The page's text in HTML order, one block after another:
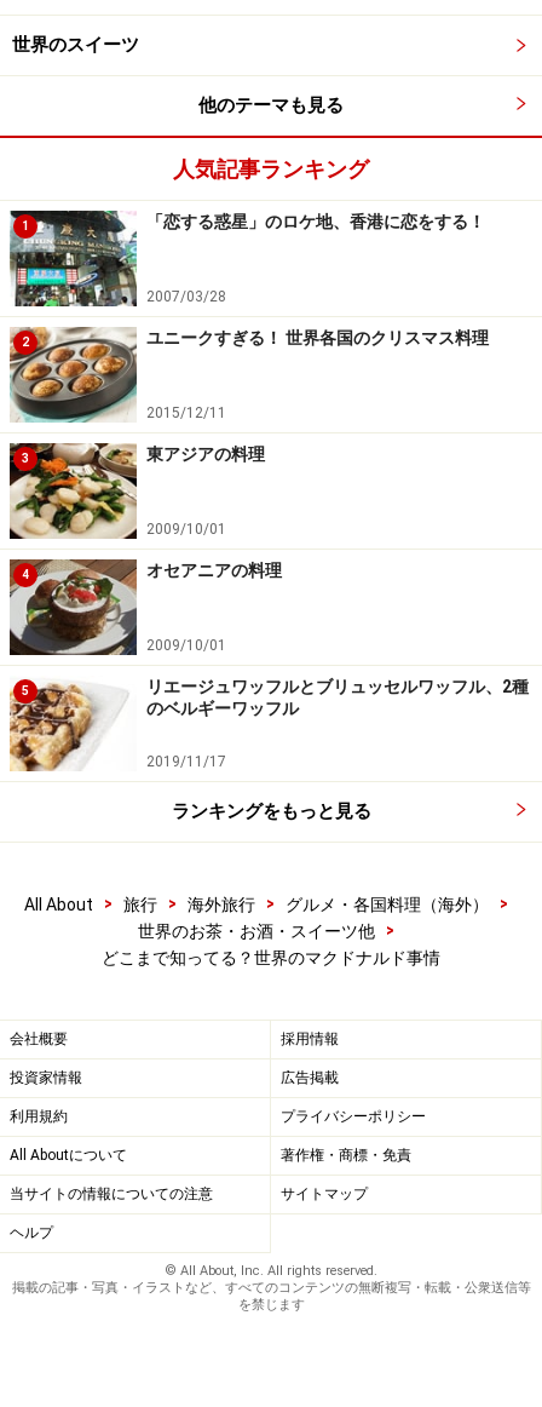
世界のスイーツ
他のテーマも見る
人気記事ランキング
1 「恋する惑星」のロケ地、香港に恋をする！
2007/03/28
2 ユニークすぎる！ 世界各国のクリスマス料理
2015/12/11
3 東アジアの料理
2009/10/01
4 オセアニアの料理
2009/10/01
5
リエージュワッフルとブリュッセルワッフル、2種
のベルギーワッフル
2019/11/17
ランキングをもっと見る
All About > 旅行 > 海外旅行 > グルメ・各国料理（海外）
>
世界のお茶・お酒・スイーツ他
>
どこまで知ってる？世界のマクドナルド事情
会社概要 採用情報
投資家情報 広告掲載
利用規約 プライバシーポリシー
All Aboutについて 著作権・商標・免責
当サイトの情報についての注意 サイトマップ
ヘルプ
© All About, Inc. All rights reserved.
掲載の記事・写真・イラストなど、すべてのコンテンツの無断複写・転載・公衆送信等
を禁じます